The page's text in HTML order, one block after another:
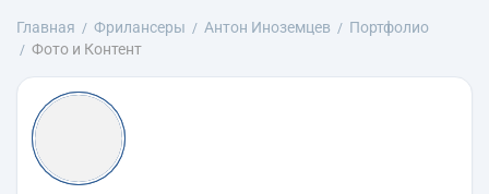
Главная Фрилансеры Антон Иноземцев
Портфолио
Фото и Контент